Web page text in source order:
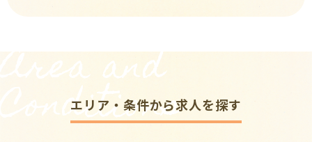
Area and
Conditions
エリア・条件から求人を探す